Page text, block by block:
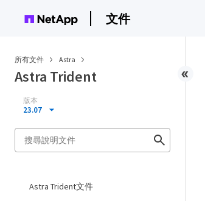
文件
所有文件 Astra
Astra Trident
版本
23.07
Astra Trident文件